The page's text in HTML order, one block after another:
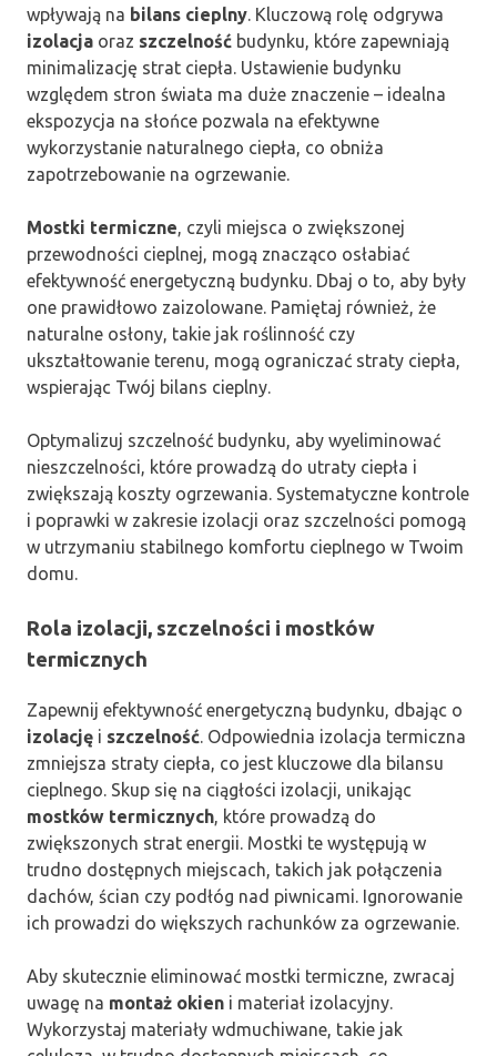
wpływają na bilans cieplny. Kluczową rolę odgrywa
izolacja oraz szczelność budynku, które zapewniają
minimalizację strat ciepła. Ustawienie budynku
względem stron świata ma duże znaczenie – idealna
ekspozycja na słońce pozwala na efektywne
wykorzystanie naturalnego ciepła, co obniża
zapotrzebowanie na ogrzewanie.
Mostki termiczne, czyli miejsca o zwiększonej
przewodności cieplnej, mogą znacząco osłabiać
efektywność energetyczną budynku. Dbaj o to, aby były
one prawidłowo zaizolowane. Pamiętaj również, że
naturalne osłony, takie jak roślinność czy
ukształtowanie terenu, mogą ograniczać straty ciepła,
wspierając Twój bilans cieplny.
Optymalizuj szczelność budynku, aby wyeliminować
nieszczelności, które prowadzą do utraty ciepła i
zwiększają koszty ogrzewania. Systematyczne kontrole
i poprawki w zakresie izolacji oraz szczelności pomogą
w utrzymaniu stabilnego komfortu cieplnego w Twoim
domu.
Rola izolacji, szczelności i mostków
termicznych
Zapewnij efektywność energetyczną budynku, dbając o
izolację i szczelność. Odpowiednia izolacja termiczna
zmniejsza straty ciepła, co jest kluczowe dla bilansu
cieplnego. Skup się na ciągłości izolacji, unikając
mostków termicznych, które prowadzą do
zwiększonych strat energii. Mostki te występują w
trudno dostępnych miejscach, takich jak połączenia
dachów, ścian czy podłóg nad piwnicami. Ignorowanie
ich prowadzi do większych rachunków za ogrzewanie.
Aby skutecznie eliminować mostki termiczne, zwracaj
uwagę na montaż okien i materiał izolacyjny.
Wykorzystaj materiały wdmuchiwane, takie jak